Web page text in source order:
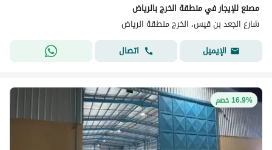
مصنع للإيجار في منطقة الخرج بالرياض
شارع الجعد بن قيس، الخرج منطقة الرياض
الإيميل
اتصال
16.9% خصم